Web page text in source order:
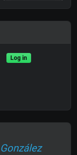
Log in